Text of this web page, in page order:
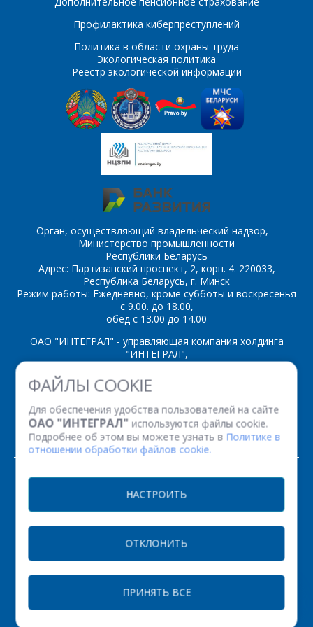
ФАЙЛЫ COOKIE
Для обеспечения удобства пользователей на сайте
ОАО "ИНТЕГРАЛ" используются файлы cookie.
Подробнее об этом вы можете узнать в Политике в
отношении обработки файлов cookie.
НАСТРОИТЬ
ОТКЛОНИТЬ
ПРИНЯТЬ ВСЕ
Профилактика киберпреступлений
Политика в области охраны труда
Экологическая политика
Реестр экологической информации
Орган, осуществляющий владельческий надзор, –
Министерство промышленности
Республики Беларусь
Адрес: Партизанский проспект, 2, корп. 4. 220033,
Республика Беларусь, г. Минск
Режим работы: Ежедневно, кроме субботы и воскресенья
с 9.00. до 18.00,
обед с 13.00 до 14.00
ОАО "ИНТЕГРАЛ" - управляющая компания холдинга
"ИНТЕГРАЛ",
ул. Казинца И.П., д.121А, комната 327, г. Минск, 220108,
Республика Беларусь
Факс: (+375 17) 338 12 94 УНП 100386629
Рег. номер 100386629 от 01.08.2013 г.
© 2026. Все права защищены.
РАЗРАБОТКА САЙТА
ЗАКАЗАТЬ
Комментарий*
*- обязательные
поля
ОТПРАВИТЬ
Я согласен на
обработку
персональных данных*
*- обязательные
поля